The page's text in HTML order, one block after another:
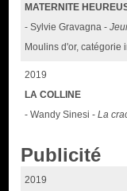
MATERNITE
- Sylvie Gravagna -
Moulins d'or, catégorie
2019
LA COLLINE
- Wandy Sinesi -La
Publicité
2019